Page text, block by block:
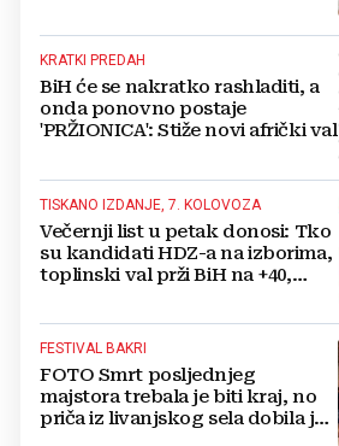
KRATKI PREDAH
BiH će se nakratko rashladiti, a
onda ponovno postaje
'PRŽIONICA': Stiže novi afrički val
TISKANO IZDANJE, 7. KOLOVOZA
Večernji list u petak donosi: Tko
su kandidati HDZ-a na izborima,
toplinski val prži BiH na +40,
FESTIVAL BAKRI
FOTO Smrt posljednjeg
majstora trebala je biti kraj, no
priča iz livanjskog sela dobila je